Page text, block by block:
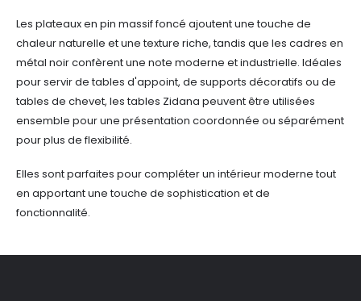
Les plateaux en pin massif foncé ajoutent une touche de
chaleur naturelle et une texture riche, tandis que les cadres en
métal noir confèrent une note moderne et industrielle. Idéales
pour servir de tables d'appoint, de supports décoratifs ou de
tables de chevet, les tables Zidana peuvent être utilisées
ensemble pour une présentation coordonnée ou séparément
pour plus de flexibilité.
Elles sont parfaites pour compléter un intérieur moderne tout
en apportant une touche de sophistication et de
fonctionnalité.